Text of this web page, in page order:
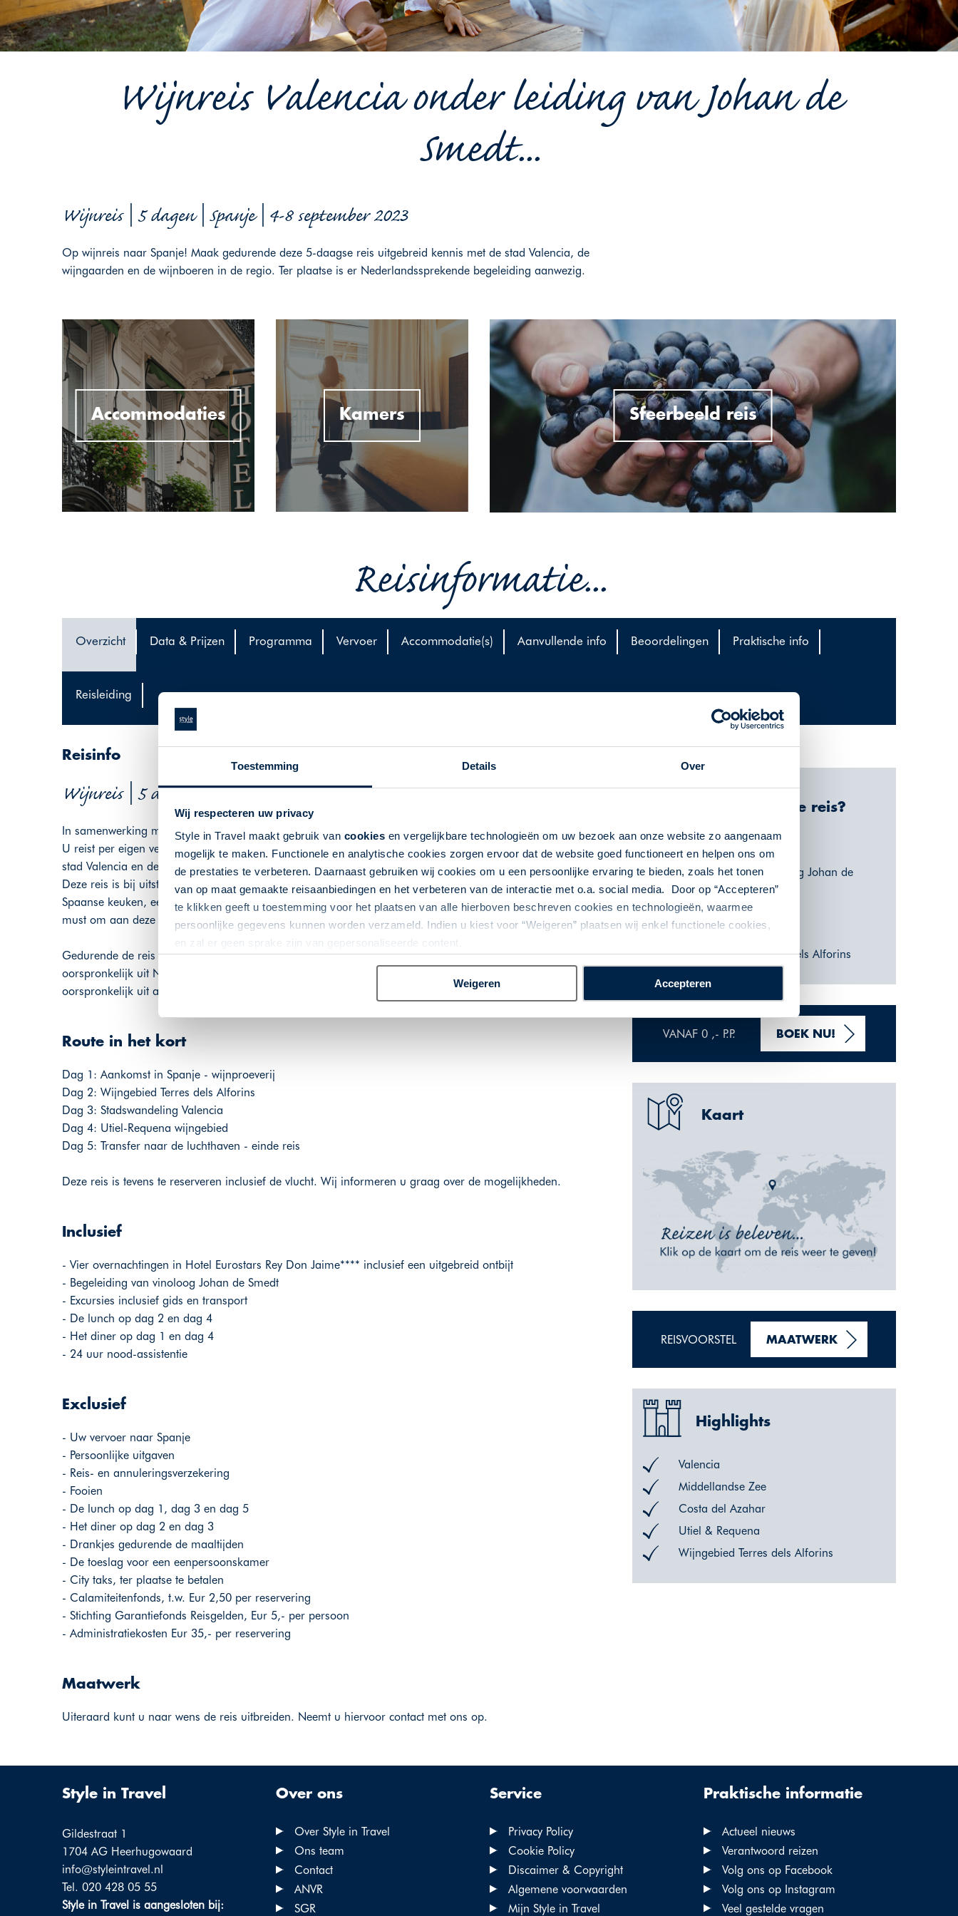
Toestemming Details Over
Wij respecteren uw privacy
Style in Travel maakt gebruik van cookies en vergelijkbare technologieën om uw bezoek aan onze website zo aangenaam
mogelijk te maken. Functionele en analytische cookies zorgen ervoor dat de website goed functioneert en helpen ons om
de prestaties te verbeteren. Daarnaast gebruiken wij cookies om u een persoonlijke ervaring te bieden, zoals het tonen
van op maat gemaakte reisaanbiedingen en het verbeteren van de interactie met o.a. social media. Door op “Accepteren”
te klikken geeft u toestemming voor het plaatsen van alle hierboven beschreven cookies en technologieën, waarmee
persoonlijke gegevens kunnen worden verzameld. Indien u kiest voor “Weigeren” plaatsen wij enkel functionele cookies,
en zal er geen sprake zijn van gepersonaliseerde content.
Weigeren Accepteren
Wijnreis Valencia onder leiding van Johan de
Smedt...
Wijnreis | 5 dagen | Spanje | 4-8 september 2023
Op wijnreis naar Spanje! Maak gedurende deze 5-daagse reis uitgebreid kennis met de stad Valencia, de
wijngaarden en de wijnboeren in de regio. Ter plaatse is er Nederlandssprekende begeleiding aanwezig.
Accommodaties Kamers Sfeerbeeld reis
Reisinformatie...
Overzicht Data & Prijzen Programma Vervoer Accommodatie(s) Aanvullende info Beoordelingen Praktische info
Reisleiding
Reisinfo
Wijnreis | 5 dagen | Spanje | 4-8 september 2023
In samenwerking met vinoloog Johan de Smedt heeft Style in Travel een wijnreis naar Spanje samengesteld.
U reist per eigen vervoer naar Valencia. Gedurende deze 5-daagse reis maakt u uitgebreid kennis met de
stad Valencia en de wijnboeren in de regio.
Deze reis is bij uitstek geschikt voor de Spanje- en wijnliefhebber; vijf dagen genieten van heerlijke wijnen, de
Spaanse keuken, een prachtige omgeving en goed gezelschap. Kennis van wijn is fijn maar is zeker geen
must om aan deze reis te kunnen deelnemen!
Gedurende de reis wordt u begeleid door vinoloog Johan de Smedt. Johan woont in Valencia, maar komt
oorspronkelijk uit Nederland. Johan werkt samen met collega-sommeliers/vinologen. Velen komen
oorspronkelijk uit andere delen van de wereld en hebben zich nu gevestigd in Valencia.
Route in het kort
Dag 1: Aankomst in Spanje - wijnproeverij
Dag 2: Wijngebied Terres dels Alforins
Dag 3: Stadswandeling Valencia
Dag 4: Utiel-Requena wijngebied
Dag 5: Transfer naar de luchthaven - einde reis
Deze reis is tevens te reserveren inclusief de vlucht. Wij informeren u graag over de mogelijkheden.
Inclusief
- Vier overnachtingen in Hotel Eurostars Rey Don Jaime**** inclusief een uitgebreid ontbijt
- Begeleiding van vinoloog Johan de Smedt
- Excursies inclusief gids en transport
- De lunch op dag 2 en dag 4
- Het diner op dag 1 en dag 4
- 24 uur nood-assistentie
Exclusief
- Uw vervoer naar Spanje
- Persoonlijke uitgaven
- Reis- en annuleringsverzekering
- Fooien
- De lunch op dag 1, dag 3 en dag 5
- Het diner op dag 2 en dag 3
- Drankjes gedurende de maaltijden
- De toeslag voor een eenpersoonskamer
- City taks, ter plaatse te betalen
- Calamiteitenfonds, t.w. Eur 2,50 per reservering
- Stichting Garantiefonds Reisgelden, Eur 5,- per persoon
- Administratiekosten Eur 35,- per reservering
Maatwerk
Uiteraard kunt u naar wens de reis uitbreiden. Neemt u hiervoor contact met ons op.
Waarom deze reis?
Wijnreis naar Valencia
Begeleiding van vinoloog Johan de
Smedt
Reis per eigen vervoer
Cultuur
Het wijngebied Terres dels Alforins
VANAF 0 ,- P.P. BOEK NU!
Kaart
REISVOORSTEL MAATWERK
Highlights
Valencia
Middellandse Zee
Costa del Azahar
Utiel & Requena
Wijngebied Terres dels Alforins
Style in Travel
Gildestraat 1
1704 AG Heerhugowaard
info@styleintravel.nl
Tel. 020 428 05 55
Style in Travel is aangesloten bij:
Over ons
Over Style in Travel
Ons team
Contact
ANVR
SGR
Service
Privacy Policy
Cookie Policy
Discaimer & Copyright
Algemene voorwaarden
Mijn Style in Travel
Praktische informatie
Actueel nieuws
Verantwoord reizen
Volg ons op Facebook
Volg ons op Instagram
Veel gestelde vragen